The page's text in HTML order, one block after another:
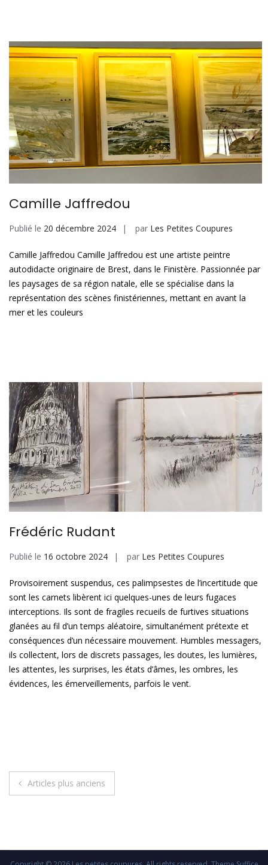
Camille Jaffredou
Publié le 20 décembre 2024 par Les Petites Coupures
Camille Jaffredou Camille Jaffredou est une artiste peintre
autodidacte originaire de Brest, dans le Finistère. Passionnée par
les paysages de sa région natale, elle se spécialise dans la
représentation des scènes finistériennes, mettant en avant la
mer et les couleurs
Frédéric Rudant
Publié le 16 octobre 2024 par Les Petites Coupures
Provisoirement suspendus, ces palimpsestes de l’incertitude que
sont les carnets libèrent ici quelques-unes de leurs fugaces
interceptions. Ils sont de fragiles recueils de furtives situations
glanées au fil d’un temps aléatoire, simultanément prétexte et
conséquences d’un nécessaire mouvement. Humbles messagers,
ils collectent, lors de discrets passages, les doutes, les lumières,
les attentes, les surprises, les états d’âmes, les ombres, les
évidences, les émerveillements, parfois le vent.
Navigation
Articles plus anciens